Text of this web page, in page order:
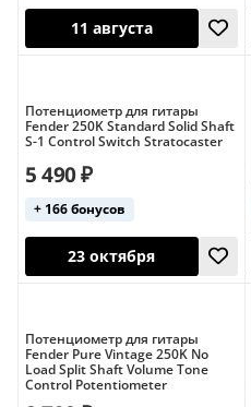
11 августа
11 августа
Потенциометр для гитары
Fender 250K Standard Solid Shaft
S-1 Control Switch Stratocaster
5 490 ₽
+ 166 бонусов
Потенциометр для гитары
Fender Pure Vintage 250K No
Load Split Shaft Volume Tone
Control Potentiometer